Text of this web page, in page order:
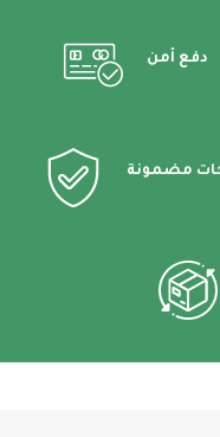
دفع أمن
مضمونة